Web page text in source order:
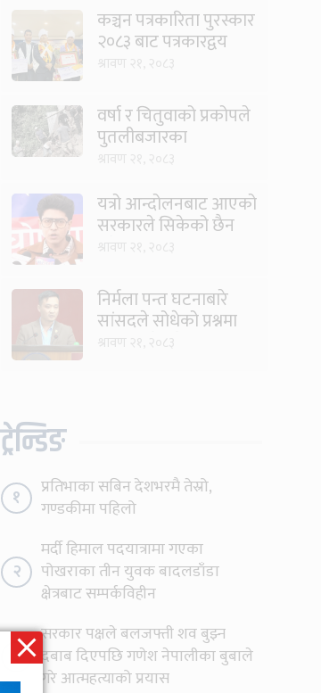
कञ्चन पत्रकारिता पुरस्कार
२०८३ बाट पत्रकारद्वय
वर्षा र चितुवाको प्रकोपले
पुतलीबजारका
यत्रो आन्दोलनबाट आएको
सरकारले सिकेको छैन
भएन ?: मिराज ढुंगाना
निर्मला पन्त घटनाबारे
सांसदले सोधेको प्रश्नमा
ट्रेन्डिङ
१
प्रतिभाका सबिन देशभरमै तेस्रो,
गण्डकीमा पहिलो
२
मर्दी हिमाल पदयात्रामा गएका
पोखराका तीन युवक बादलडाँडा
क्षेत्रबाट सम्पर्कविहीन
३
सरकार पक्षले बलजफ्ती शव बुझ्न
दबाब दिएपछि गणेश नेपालीका बुबाले
गरे आत्महत्याको प्रयास